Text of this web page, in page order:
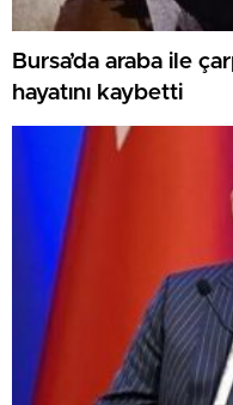
Bursa’da araba ile
hayatını kaybetti